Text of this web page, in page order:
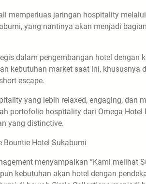
memperluas jaringan hospitality
yang nantinya akan menjadi
dalam pengembangan hotel dengan
kebutuhan market saat ini, khususnya
escape.
yang lebih relaxed, engaging, dan
portofolio hospitality dari Omega Hotel
yang distinctive.
Bountie Hotel Sukabumi
menyampaikan “Kami melihat
kebutuhan akan hotel dengan